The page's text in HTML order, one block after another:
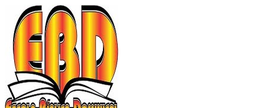
para
conteúdo